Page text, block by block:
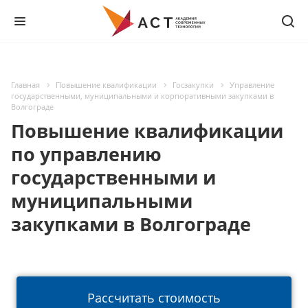
Главная Повышение квалификации Госзакупки
Управление
государственными, муниципальными и корпоративными закупками в
Волгограде
Повышение квалификации
по управлению
государственными и
муниципальными
закупками в Волгограде
Рассчитать стоимость